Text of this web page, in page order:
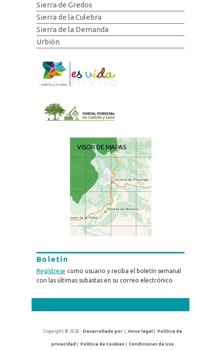
Sierra de Gredos
Sierra de la Culebra
Sierra de la Demanda
Urbión
Boletín
Regístrese como usuario y reciba el boletín semanal
con las últimas subastas en su correo electrónico
Copyright © 2026 -Desarrollado por |Aviso legal |Política de
privacidad |Política de Cookies |Condiciones de Uso